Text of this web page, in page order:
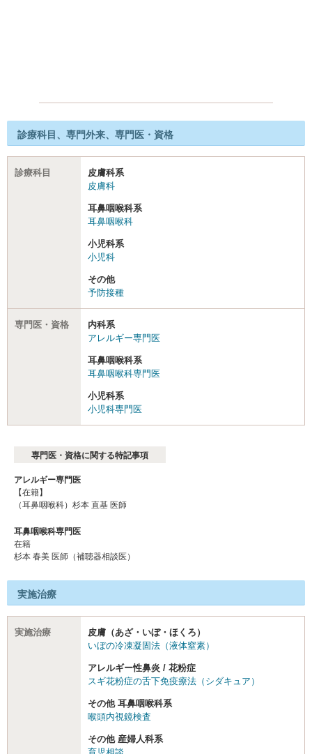
診療科目、専門外来、専門医・資格
診療科目
皮膚科系
皮膚科
耳鼻咽喉科系
耳鼻咽喉科
小児科系
小児科
その他
予防接種
専門医・資格
内科系
アレルギー専門医
耳鼻咽喉科系
耳鼻咽喉科専門医
小児科系
小児科専門医
専門医・資格に関する特記事項
アレルギー専門医
【在籍】
（耳鼻咽喉科）杉本 直基 医師
耳鼻咽喉科専門医
在籍
杉本 春美 医師（補聴器相談医）
実施治療
実施治療
皮膚（あざ・いぼ・ほくろ）
いぼの冷凍凝固法（液体窒素）
アレルギー性鼻炎 / 花粉症
スギ花粉症の舌下免疫療法（シダキュア）
その他 耳鼻咽喉科系
喉頭内視鏡検査
その他 産婦人科系